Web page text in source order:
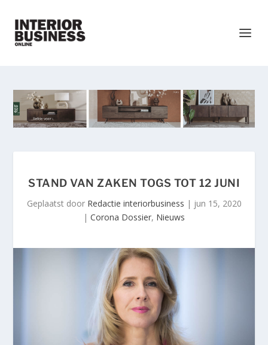
STAND VAN ZAKEN TOGS TOT 12 JUNI
Geplaatst door Redactie interiorbusiness | jun 15, 2020
| Corona Dossier, Nieuws